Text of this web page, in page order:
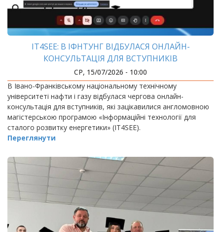
IT4SEE: В ІФНТУНГ ВІДБУЛАСЯ ОНЛАЙН-
КОНСУЛЬТАЦІЯ ДЛЯ ВСТУПНИКІВ
СР, 15/07/2026 - 10:00
В Івано-Франківському національному технічному
університеті нафти і газу відбулася чергова онлайн-
консультація для вступників, які зацікавилися англомовною
магістерською програмою «Інформаційні технології для
сталого розвитку енергетики» (IT4SEE).
Переглянути